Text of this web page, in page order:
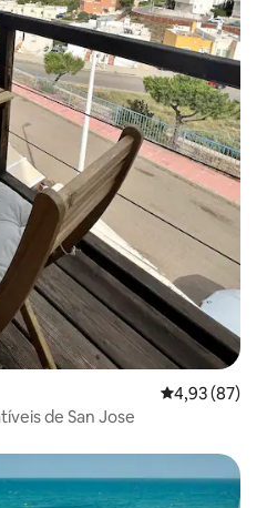
4,93 de uma
4,93 (87)
de San Jose